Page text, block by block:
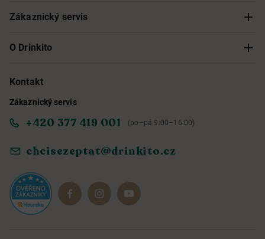
Zákaznický servis
Sledování objednávky
Obchodní podmínky
Ochrana osobních údajů
Reklamace a vrácení
O Drinkito
O nás
Informace o přístupnosti služby
Dárkové sady
Kontakt
Zákaznický servis
+420 377 419 001 (po–pá 9:00–16:00)
chcisezeptat@drinkito.cz